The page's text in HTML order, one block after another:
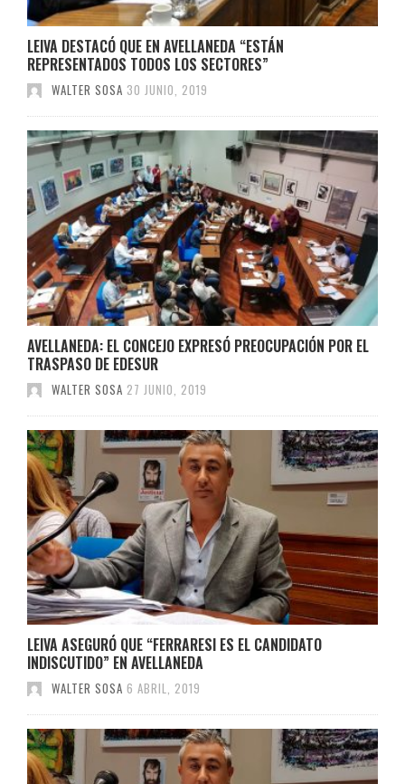
LEIVA DESTACÓ QUE EN AVELLANEDA “ESTÁN
REPRESENTADOS TODOS LOS SECTORES”
WALTER SOSA 30 JUNIO, 2019
AVELLANEDA: EL CONCEJO EXPRESÓ PREOCUPACIÓN POR EL
TRASPASO DE EDESUR
WALTER SOSA 27 JUNIO, 2019
LEIVA ASEGURÓ QUE “FERRARESI ES EL CANDIDATO
INDISCUTIDO” EN AVELLANEDA
WALTER SOSA 6 ABRIL, 2019